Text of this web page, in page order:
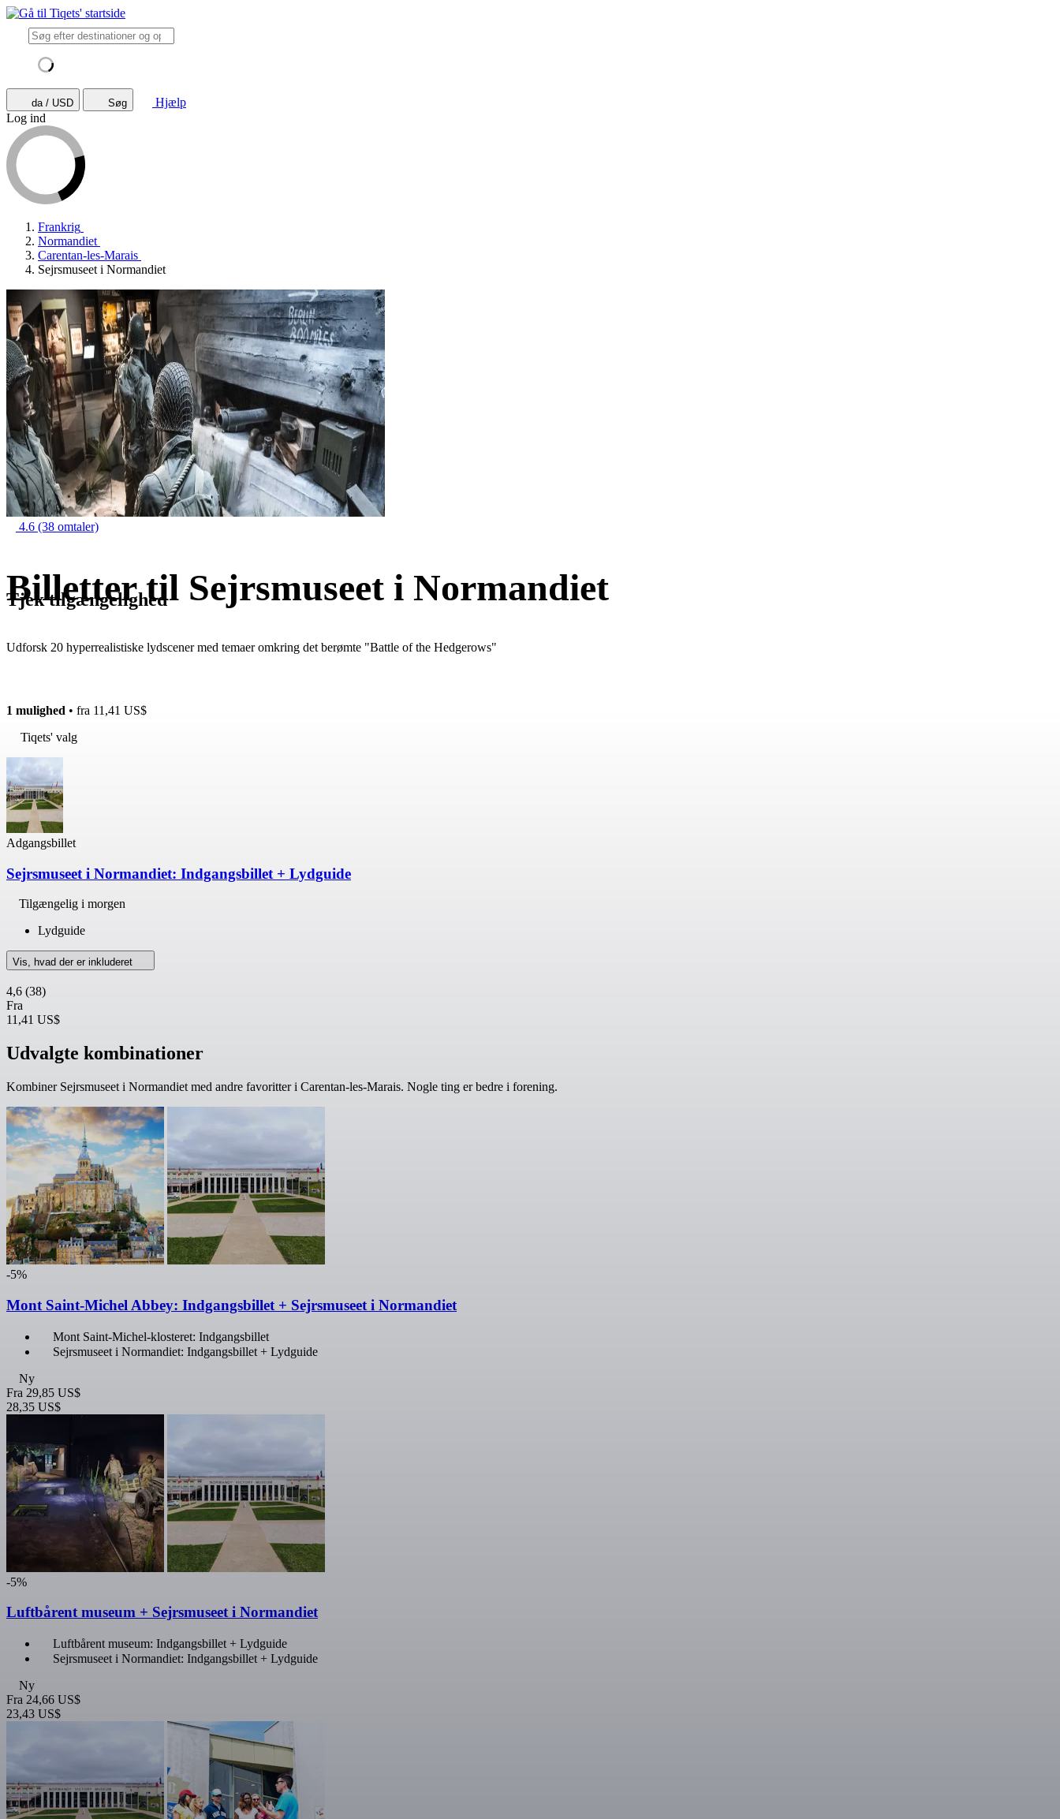
da / USD Søg
Hjælp
Log ind
Frankrig
Normandiet
Carentan-les-Marais
Sejrsmuseet i Normandiet
4.6 (38 omtaler)
Billetter til Sejrsmuseet i Normandiet
Udforsk 20 hyperrealistiske lydscener med temaer omkring det berømte "Battle of the Hedgerows"
Tjek tilgængelighed
1 mulighed • fra 11,41 US$
Tiqets' valg
Adgangsbillet
Sejrsmuseet i Normandiet: Indgangsbillet + Lydguide
Tilgængelig i morgen
Lydguide
Vis, hvad der er inkluderet
4,6 (38)
Fra
11,41 US$
Udvalgte kombinationer
Kombiner Sejrsmuseet i Normandiet med andre favoritter i Carentan-les-Marais. Nogle ting er bedre i forening.
-5%
Mont Saint-Michel Abbey: Indgangsbillet + Sejrsmuseet i Normandiet
Mont Saint-Michel-klosteret: Indgangsbillet
Sejrsmuseet i Normandiet: Indgangsbillet + Lydguide
Ny
Fra 29,85 US$
28,35 US$
-5%
Luftbårent museum + Sejrsmuseet i Normandiet
Luftbårent museum: Indgangsbillet + Lydguide
Sejrsmuseet i Normandiet: Indgangsbillet + Lydguide
Ny
Fra 24,66 US$
23,43 US$